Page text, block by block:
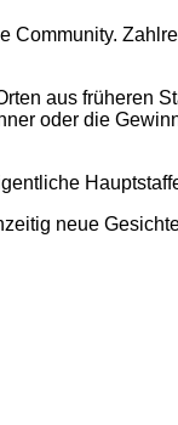
Community.
aus früheren
oder die
neue